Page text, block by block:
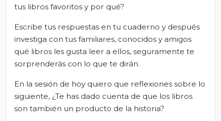
tus libros favoritos y por qué?
Escribe tus respuestas en tu cuaderno y después
investiga con tus familiares, conocidos y amigos
qué libros les gusta leer a ellos, seguramente te
sorprenderás con lo que te dirán.
En la sesión de hoy quiero que reflexiones sobre lo
siguiente, ¿Te has dado cuenta de que los libros
son también un producto de la historia?